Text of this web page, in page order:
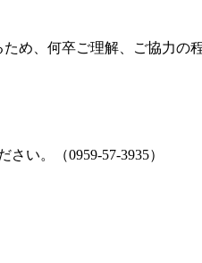
め、何卒ご理解、ご協力の
い。（0959-57-3935）